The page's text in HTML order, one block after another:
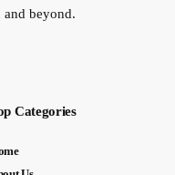
beyond.
Categories